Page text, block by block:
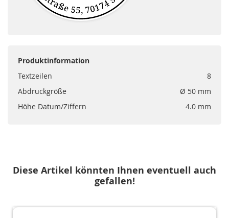
Produktinformation
Textzeilen
8
Abdruckgröße
Ø 50 mm
Höhe Datum/Ziffern
4.0 mm
Diese Artikel könnten Ihnen eventuell auch
gefallen!